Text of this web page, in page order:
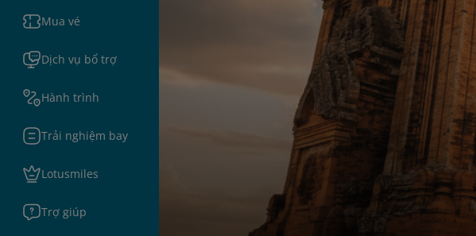
Mua vé
Dịch vụ bổ trợ
Hành trình
Trải nghiệm bay
Lotusmiles
Trợ giúp